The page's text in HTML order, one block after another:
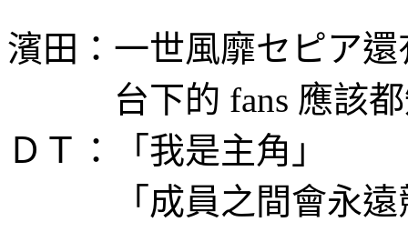
濱田：一世風靡セピア
台下的 fans 應該都
ＤＴ：「我是主角」
「成員之間會永遠